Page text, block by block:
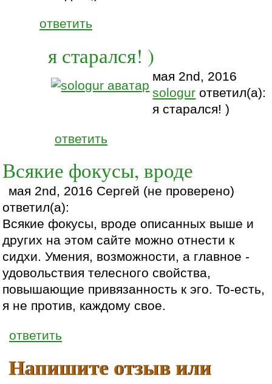
ответить
я старался! )
мая 2nd, 2016
sologur ответил(а):
я старался! )
ответить
Всякие фокусы, вроде
мая 2nd, 2016 Сергей (не проверено)
ответил(а):
Всякие фокусы, вроде описанных выше и
других на этом сайте можно отнести к
сидхи. Умения, возможности, а главное -
удовольствия телесного свойства,
повышающие привязанность к эго. То-есть,
я не против, каждому свое.
ответить
Напишите отзыв или